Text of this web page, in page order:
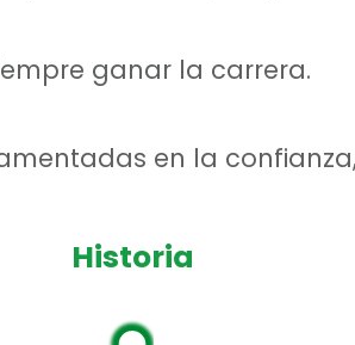
ganar la carrera.
en la
Historia